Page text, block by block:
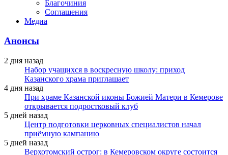
Благочиния
Соглашения
Медиа
Анонсы
2 дня назад
Набор учащихся в воскресную школу: приход
Казанского храма приглашает
4 дня назад
При храме Казанской иконы Божией Матери в Кемерове
открывается подростковый клуб
5 дней назад
Центр подготовки церковных специалистов начал
приёмную кампанию
5 дней назад
Верхотомский острог: в Кемеровском округе состоится